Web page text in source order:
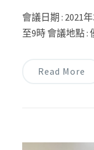
會議日期 : 2021
至9時 會議地點
Read More